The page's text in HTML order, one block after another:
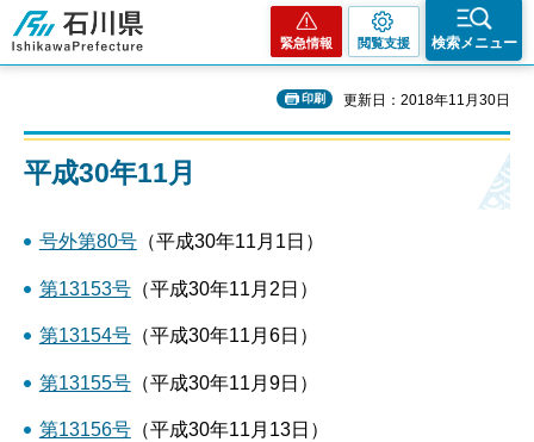
石川県
緊急情報 閲覧支援 検索メニュー
印刷 更新日：2018年11月30日
平成30年11月
号外第80号（平成30年11月1日）
第13153号（平成30年11月2日）
第13154号（平成30年11月6日）
第13155号（平成30年11月9日）
第13156号（平成30年11月13日）